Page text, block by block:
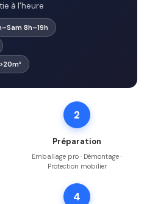
à l'heure
8h–19h
2
Préparation
Emballage pro · Démontage ·
Protection mobilier
4